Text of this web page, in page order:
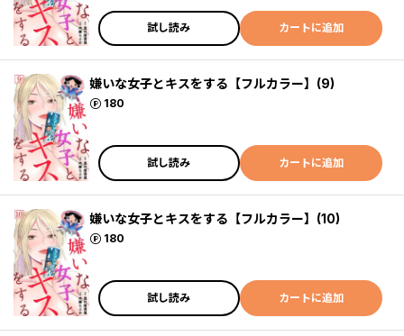
試し読み カートに追加
嫌いな女子とキスをする【フルカラー】(9)
180
ポイント
試し読み カートに追加
嫌いな女子とキスをする【フルカラー】(10)
180
ポイント
試し読み カートに追加